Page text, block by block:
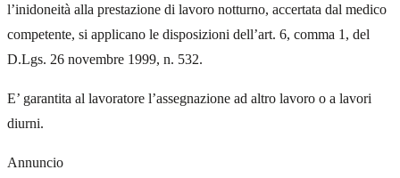
l’inidoneità alla prestazione di lavoro notturno, accertata dal medico
competente, si applicano le disposizioni dell’art. 6, comma 1, del
D.Lgs. 26 novembre 1999, n. 532.
E’ garantita al lavoratore l’assegnazione ad altro lavoro o a lavori
diurni.
Annuncio